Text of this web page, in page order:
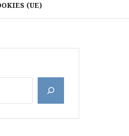
(UE)